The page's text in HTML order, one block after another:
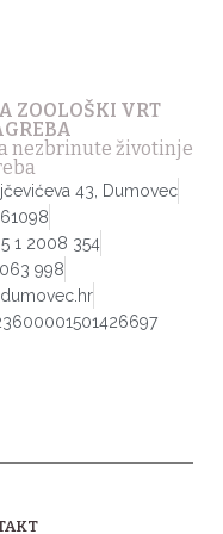
ZOOLOŠKI VRT
nezbrinute životinje
43, Dumovec
1 2008 354
998